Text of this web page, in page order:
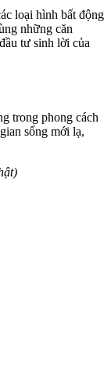
loại hình bất động
những căn
tư sinh lời của
trong phong cách
sống mới lạ,